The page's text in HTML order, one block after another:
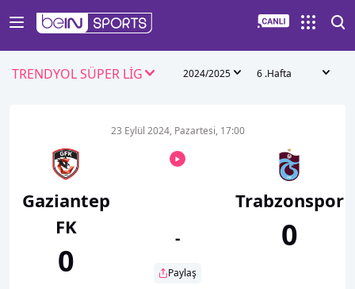
TRENDYOL SÜPER LİG 2024/2025 6 .Hafta
Gaziantep
FK
0
23 Eylül 2024, Pazartesi, 17:00
-
Paylaş
Trabzonspor
0